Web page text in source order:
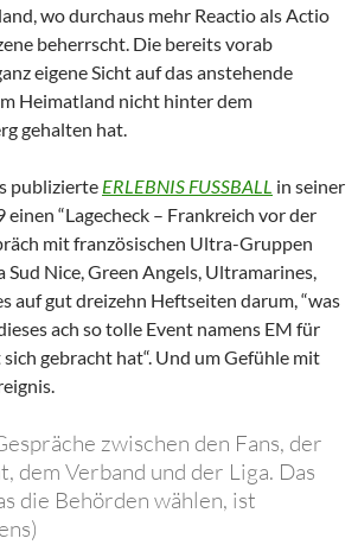
wo durchaus mehr Reactio als Actio
beherrscht. Die bereits vorab
eigene Sicht auf das anstehende
Heimatland nicht hinter dem
gehalten hat.
publizierte ERLEBNIS FUSSBALL in seiner
einen “Lagecheck – Frankreich vor der
mit französischen Ultra-Gruppen
Sud Nice, Green Angels, Ultramarines,
auf gut dreizehn Heftseiten darum, “was
ach so tolle Event namens EM für
gebracht hat“. Und um Gefühle mit
zwischen den Fans, der
dem Verband und der Liga. Das
die Behörden wählen, ist